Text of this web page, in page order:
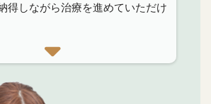
得しながら治療を進めていただけ